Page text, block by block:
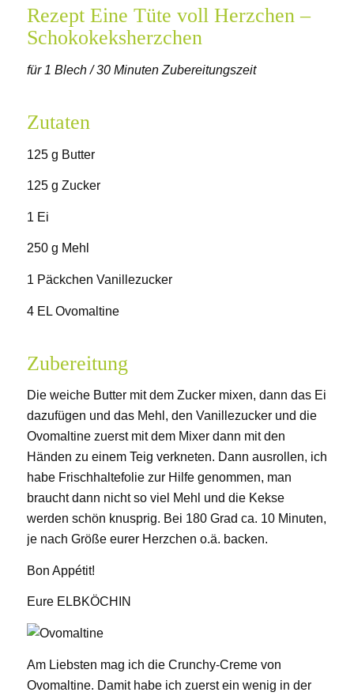
Rezept Eine Tüte voll Herzchen –
Schokokeksherzchen
für 1 Blech / 30 Minuten Zubereitungszeit
Zutaten
125 g Butter
125 g Zucker
1 Ei
250 g Mehl
1 Päckchen Vanillezucker
4 EL Ovomaltine
Zubereitung
Die weiche Butter mit dem Zucker mixen, dann das Ei
dazufügen und das Mehl, den Vanillezucker und die
Ovomaltine zuerst mit dem Mixer dann mit den
Händen zu einem Teig verkneten. Dann ausrollen, ich
habe Frischhaltefolie zur Hilfe genommen, man
braucht dann nicht so viel Mehl und die Kekse
werden schön knusprig. Bei 180 Grad ca. 10 Minuten,
je nach Größe eurer Herzchen o.ä. backen.
Bon Appétit!
Eure ELBKÖCHIN
Am Liebsten mag ich die Crunchy-Creme von
Ovomaltine. Damit habe ich zuerst ein wenig in der